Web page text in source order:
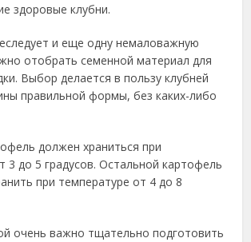
здоровые клубни.
и еще одну немаловажную
отобрать семенной материал для
Выбор делается в пользу клубней
правильной формы, без каких-либо
должен храниться при
3 до 5 градусов. Остальной картофель
при температуре от 4 до 8
очень важно тщательно подготовить